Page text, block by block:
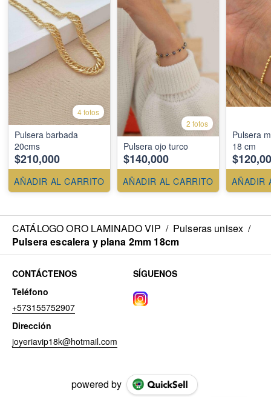
4 fotos
Pulsera barbada
20cms
$210,000
AÑADIR AL CARRITO
2 fotos
Pulsera ojo turco
$140,000
AÑADIR AL CARRITO
Pulsera
18 cm
AÑADIR
CATÁLOGO ORO LAMINADO VIP / Pulseras unisex /
Pulsera escalera y plana 2mm 18cm
CONTÁCTENOS
Teléfono
+573155752907
Dirección
joyeriavip18k@hotmail.com
SÍGUENOS
powered by